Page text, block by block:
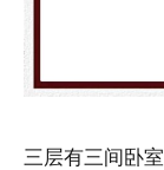
三层有三间卧